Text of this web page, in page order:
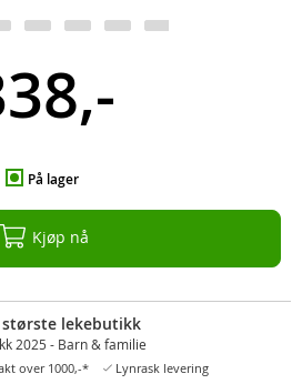
På lager
Kjøp nå
største lekebutikk
2025 - Barn & familie
over 1000,-* Lynrask levering